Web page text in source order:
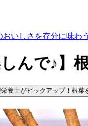
おいしさを存分に味わ
しんで♪】
養士がピックアップ！根菜